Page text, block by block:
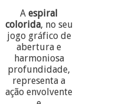
Aespiral
colorida, no seu
jogo gráfico de
abertura e
harmoniosa
profundidade,
representa a
ação envolvente